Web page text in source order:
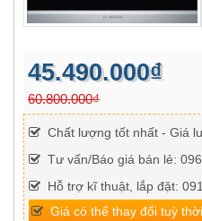
45.490.000₫
60.800.000₫
Chất lượng tốt nhất - Giá
Tư vấn/Báo giá bán lẻ:
Hỗ trợ kĩ thuật, lắp đặt:
Giá có thể thay đổi tuỳ